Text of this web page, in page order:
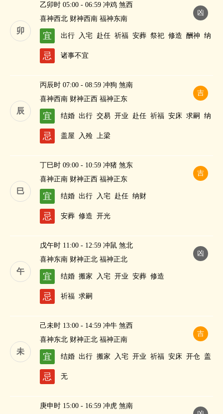
卯
凶
乙卯时 05:00 - 06:59 冲鸡 煞西
喜神西北 财神西南 福神东南
宜 出行 入宅 赴任 祈福 安葬 祭祀 修造 酬神 纳
财
忌 诸事不宜
辰
吉
丙辰时 07:00 - 08:59 冲狗 煞南
喜神西南 财神正西 福神正东
宜 结婚 出行 交易 开业 赴任 祈福 安床 求嗣
纳
财
忌 盖屋 入殓 上梁
巳
吉
丁巳时 09:00 - 10:59 冲猪 煞东
喜神正南 财神正西 福神正东
宜 结婚 出行 入宅 赴任 纳财
忌 安葬 修造 开光
午
凶
戊午时 11:00 - 12:59 冲鼠 煞北
喜神东南 财神正北 福神正北
宜 结婚 搬家 入宅 开业 安葬 修造
忌 祈福 求嗣
未
吉
己未时 13:00 - 14:59 冲牛 煞西
喜神东北 财神正北 福神正南
宜 结婚 出行 搬家 入宅 开业 祈福 安床 开仓 盖
忌 无
庚申时 15:00 - 16:59 冲虎 煞南